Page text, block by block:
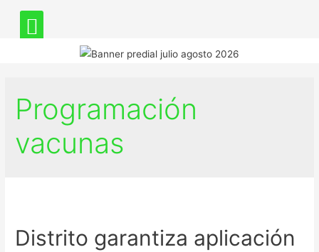
Programación
vacunas
Distrito garantiza aplicación